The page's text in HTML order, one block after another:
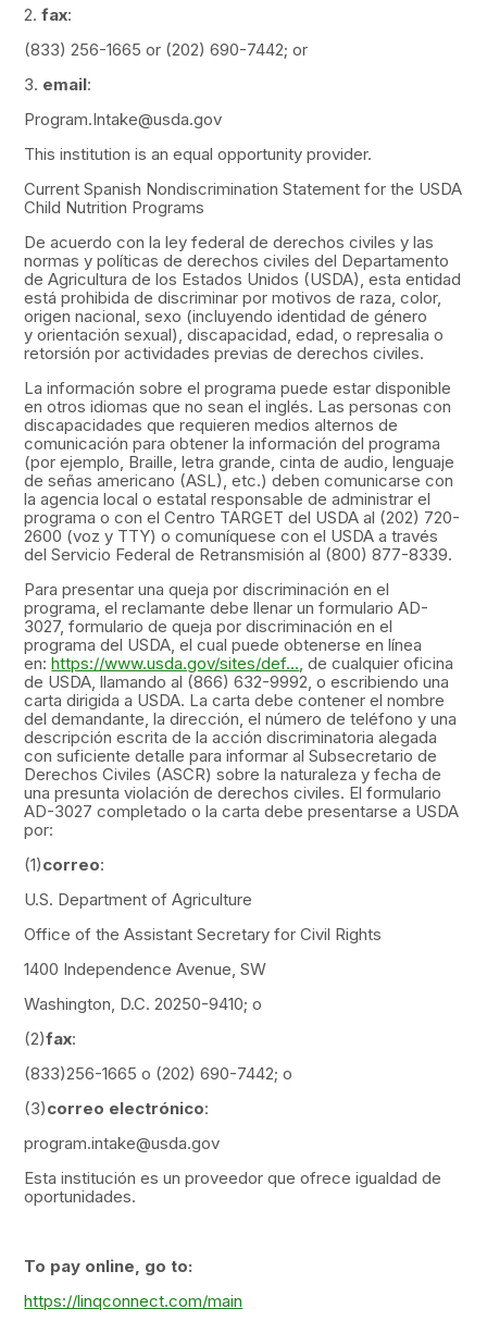
2.fax:
(833) 256-1665 or (202) 690-7442; or
3. email:
Program.Intake@usda.gov
This institution is an equal opportunity provider.
Current Spanish Nondiscrimination Statement for the USDA
Child Nutrition Programs
De acuerdo con la ley federal de derechos civiles y las
normas y políticas de derechos civiles del Departamento
de Agricultura de los Estados Unidos (USDA), esta entidad
está prohibida de discriminar por motivos de raza, color,
origen nacional, sexo (incluyendo identidad de género
y orientación sexual), discapacidad, edad, o represalia o
retorsión por actividades previas de derechos civiles.
La información sobre el programa puede estar disponible
en otros idiomas que no sean el inglés. Las personas con
discapacidades que requieren medios alternos de
comunicación para obtener la información del programa
(por ejemplo, Braille, letra grande, cinta de audio, lenguaje
de señas americano (ASL), etc.) deben comunicarse con
la agencia local o estatal responsable de administrar el
programa o con el Centro TARGET del USDA al (202) 720-
2600 (voz y TTY) o comuníquese con el USDA a través
del Servicio Federal de Retransmisión al (800) 877-8339.
Para presentar una queja por discriminación en el
programa, el reclamante debe llenar un formulario AD-
3027, formulario de queja por discriminación en el
programa del USDA, el cual puede obtenerse en línea
en:https://www.usda.gov/sites/def..., de cualquier oficina
de USDA, llamando al (866) 632-9992, o escribiendo una
carta dirigida a USDA. La carta debe contener el nombre
del demandante, la dirección, el número de teléfono y una
descripción escrita de la acción discriminatoria alegada
con suficiente detalle para informar al Subsecretario de
Derechos Civiles (ASCR) sobre la naturaleza y fecha de
una presunta violación de derechos civiles. El formulario
AD-3027 completado o la carta debe presentarse a USDA
por:
(1)correo:
U.S. Department of Agriculture
Office of the Assistant Secretary for Civil Rights
1400 Independence Avenue, SW
Washington, D.C. 20250-9410; o
(2)fax:
(833)256-1665 o (202) 690-7442; o
(3)correo electrónico:
program.intake@usda.gov
Esta institución es un proveedor que ofrece igualdad de
oportunidades.
To pay online, go to:
https://linqconnect.com/main